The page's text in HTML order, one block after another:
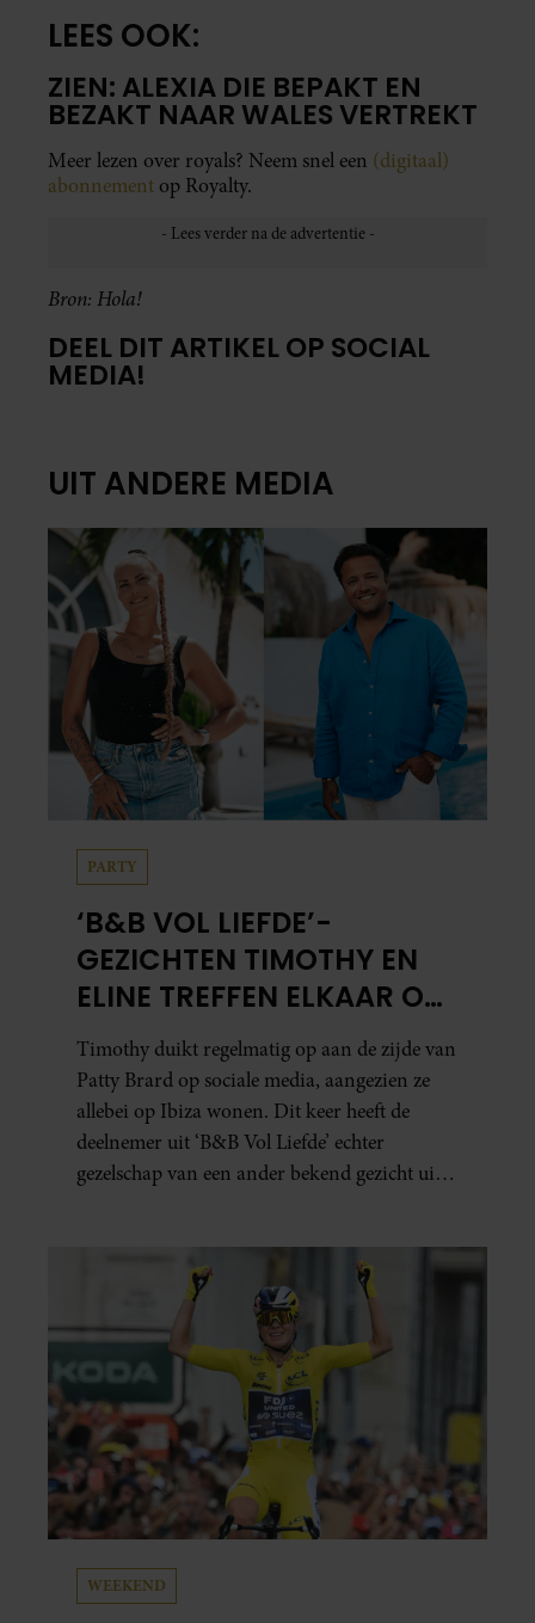
LEES OOK:
ZIEN: ALEXIA DIE BEPAKT EN
BEZAKT NAAR WALES VERTREKT
Meer lezen over royals? Neem snel een (digitaal)
abonnement op Royalty.
Bron: Hola!
DEEL DIT ARTIKEL OP SOCIAL
MEDIA!
UIT ANDERE MEDIA
PARTY
‘B&B VOL LIEFDE’-
GEZICHTEN TIMOTHY EN
ELINE TREFFEN ELKAAR OP
IBIZA
Timothy duikt regelmatig op aan de zijde van
Patty Brard op sociale media, aangezien ze
allebei op Ibiza wonen. Dit keer heeft de
deelnemer uit ‘B&B Vol Liefde’ echter
gezelschap van een ander bekend gezicht uit
WEEKEND